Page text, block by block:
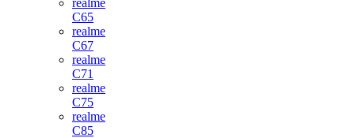
realme
C65
realme
C67
realme
C71
realme
C75
realme
C85